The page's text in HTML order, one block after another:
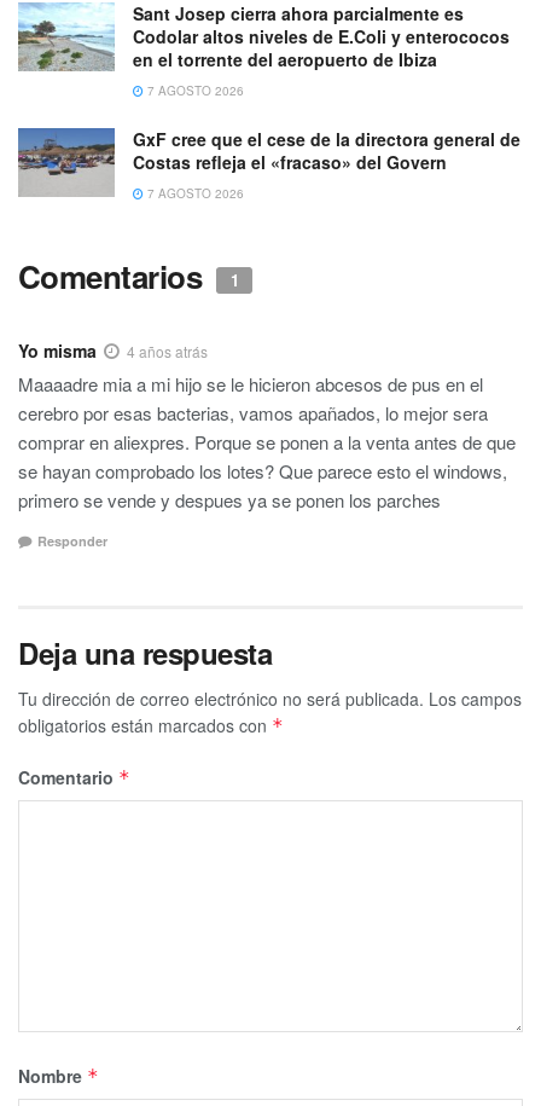
Sant Josep cierra ahora parcialmente es
Codolar altos niveles de E.Coli y enterococos
en el torrente del aeropuerto de Ibiza
7 AGOSTO 2026
GxF cree que el cese de la directora general de
Costas refleja el «fracaso» del Govern
7 AGOSTO 2026
Comentarios 1
Yo misma 4 años atrás
Maaaadre mia a mi hijo se le hicieron abcesos de pus en el
cerebro por esas bacterias, vamos apañados, lo mejor sera
comprar en aliexpres. Porque se ponen a la venta antes de que
se hayan comprobado los lotes? Que parece esto el windows,
primero se vende y despues ya se ponen los parches
Responder
Deja una respuesta
Tu dirección de correo electrónico no será publicada. Los campos
obligatorios están marcados con *
Comentario *
Nombre *